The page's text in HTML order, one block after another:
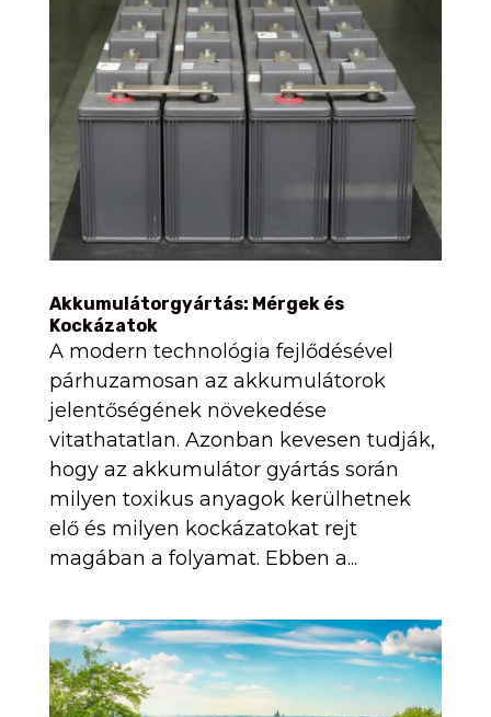
Akkumulátorgyártás: Mérgek és
Kockázatok
A modern technológia fejlődésével
párhuzamosan az akkumulátorok
jelentőségének növekedése
vitathatatlan. Azonban kevesen tudják,
hogy az akkumulátor gyártás során
milyen toxikus anyagok kerülhetnek
elő és milyen kockázatokat rejt
magában a folyamat. Ebben a...